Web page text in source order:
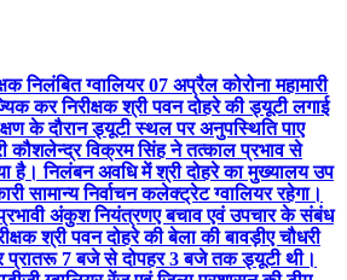
निलंबित ग्वालियर 07 अप्रैल कोरोना महामारी
कर निरीक्षक श्री पवन दोहरे की ड्यूटी लगाई
के दौरान ड्यूटी स्थल पर अनुपस्थिति पाए
कौशलेन्द्र विक्रम सिंह ने तत्काल प्रभाव से
है। निलंबन अवधि में श्री दोहरे का मुख्यालय उप
सामान्य निर्वाचन कलेक्ट्रेट ग्वालियर रहेगा।
प्रभावी अंकुश नियंत्रणए बचाव एवं उपचार के संबंध
श्री पवन दोहरे की बेला की बावड़ीए चौधरी
प्रातरू 7 बजे से दोपहर 3 बजे तक ड्यूटी थी।